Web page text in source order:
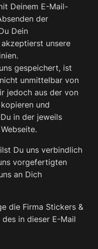
Deinem E-Mail-
der
Dein
unsere
gespeichert, ist
unmittelbar von
jedoch aus der von
und
in der jeweils
Du uns verbindlich
vorgefertigten
an Dich
die Firma Stickers &
in dieser E-Mail